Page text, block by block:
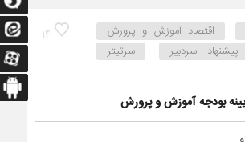
14
اقتصاد آموزش و پرورش
پیشنهاد سردبیر
سرتیتر
بودجه‌ آموزش و پرورش